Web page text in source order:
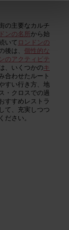
の主要なカルチ
ンの名所から始
いて ロンドンの
は、 個性的な
のアクティビテ
、いくつかのキ
合わせたルート
すい行き方、地
・クロスでの過
すすめレストラ
て、充実しつつ
さい。